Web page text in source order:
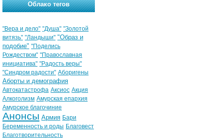
Облако тегов
"Вера и дело" "Душа" "Золотой
витязь" "Ландыши" "Образ и
подобие" "Поделись
Рождеством" "Православная
инициатива" "Радость веры"
"Синдром радости" Аборигены
Аборты и демография
Автокатастрофа Аксиос Акция
Алкоголизм Амурская епархия
Амурское благочиние
Анонсы Армия Бари
Беременность и роды Благовест
Благотворительность